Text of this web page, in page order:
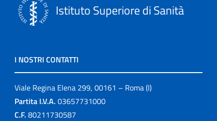
Istituto Superiore di Sanità
I NOSTRI CONTATTI
Viale Regina Elena 299, 00161 – Roma (I)
Partita I.V.A. 03657731000
C.F. 80211730587